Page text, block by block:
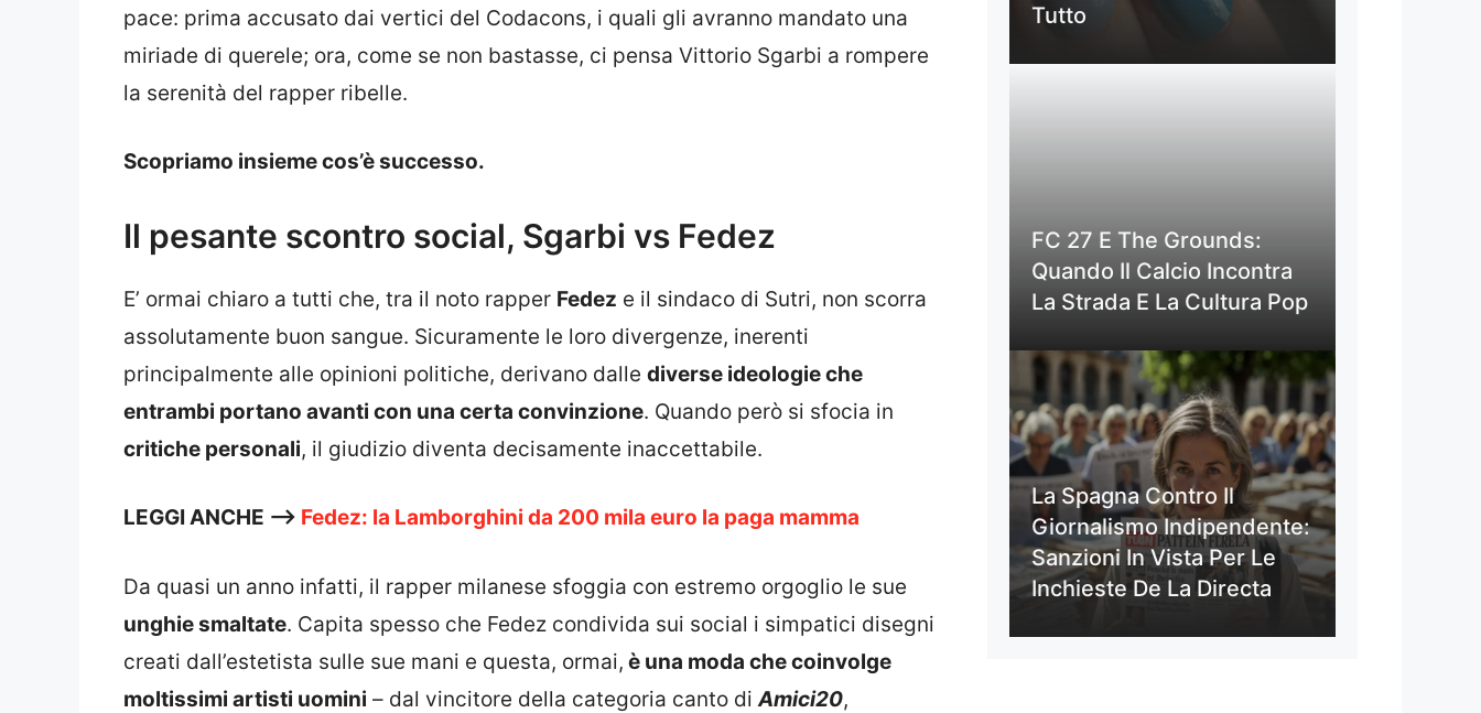
pace: prima accusato dai vertici del Codacons, i quali gli avranno mandato una
miriade di querele; ora, come se non bastasse, ci pensa Vittorio Sgarbi a rompere
la serenità del rapper ribelle.
Scopriamo insieme cos’è successo.
Il pesante scontro social, Sgarbi vs Fedez
E’ ormai chiaro a tutti che, tra il noto rapper Fedez e il sindaco di Sutri, non scorra
assolutamente buon sangue. Sicuramente le loro divergenze, inerenti
principalmente alle opinioni politiche, derivano dalle diverse ideologie che
entrambi portano avanti con una certa convinzione. Quando però si sfocia in
critiche personali, il giudizio diventa decisamente inaccettabile.
LEGGI ANCHE —> Fedez: la Lamborghini da 200 mila euro la paga mamma
Da quasi un anno infatti, il rapper milanese sfoggia con estremo orgoglio le sue
unghie smaltate. Capita spesso che Fedez condivida sui social i simpatici disegni
creati dall’estetista sulle sue mani e questa, ormai, è una moda che coinvolge
moltissimi artisti uomini – dal vincitore della categoria canto di Amici20,
Tutto
FC 27 E The Grounds:
Quando Il Calcio Incontra
La Strada E La Cultura Pop
La Spagna Contro Il
Giornalismo Indipendente:
Sanzioni In Vista Per Le
Inchieste De La Directa